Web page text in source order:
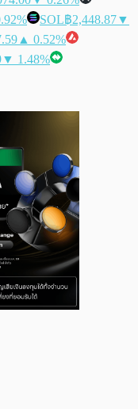
SOL฿2,448.87▼
▲ 0.52%
▼ 1.48%